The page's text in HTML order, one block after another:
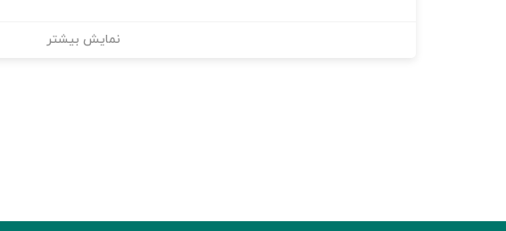
نمایش بیشتر